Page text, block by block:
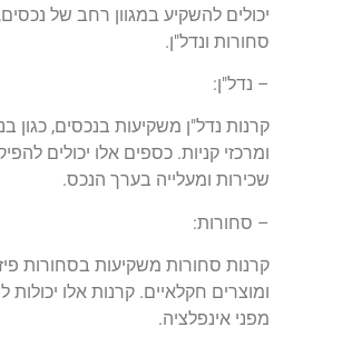
יכולים להשקיע במגוון רחב של
סחורות ונדל"ן.
– נדל"ן:
קרנות נדל"ן משקיעות בנכסים, כגון
ומרכזי קניות. כספים אלו יכולים
שכירות ומעלייה בערך הנכס.
– סחורות:
קרנות סחורות משקיעות בסחורות
ומוצרים חקלאיים. קרנות אלו יכולות
מפני אינפלציה.